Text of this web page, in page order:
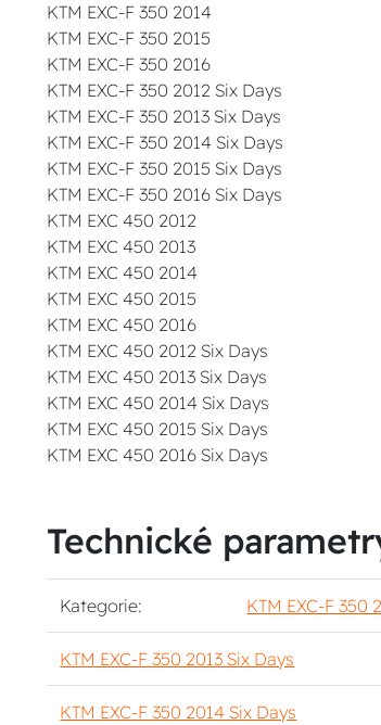
KTM EXC-F 350 2014
KTM EXC-F 350 2015
KTM EXC-F 350 2016
KTM EXC-F 350 2012 Six Days
KTM EXC-F 350 2013 Six Days
KTM EXC-F 350 2014 Six Days
KTM EXC-F 350 2015 Six Days
KTM EXC-F 350 2016 Six Days
KTM EXC 450 2012
KTM EXC 450 2013
KTM EXC 450 2014
KTM EXC 450 2015
KTM EXC 450 2016
KTM EXC 450 2012 Six Days
KTM EXC 450 2013 Six Days
KTM EXC 450 2014 Six Days
KTM EXC 450 2015 Six Days
KTM EXC 450 2016 Six Days
Technické
Kategorie: KTM EXC-F 350
KTM EXC-F 350 2013 Six Days
KTM EXC-F 350 2014 Six Days